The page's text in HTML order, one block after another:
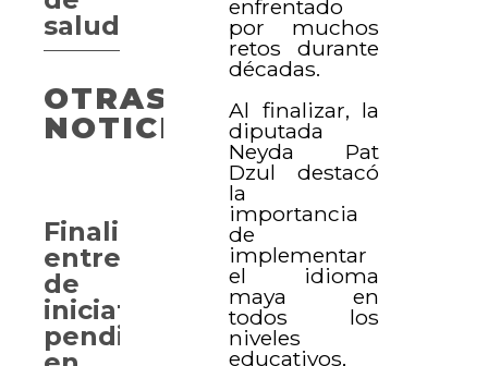
enfrentado
por muchos
retos durante
décadas.
Al finalizar, la
diputada
Neyda Pat
Dzul destacó
la
importancia
de
implementar
el idioma
maya en
todos los
niveles
educativos,
salud
OTRAS
NOTICIAS
Finalizan
entrega
de
iniciativas
pendientes